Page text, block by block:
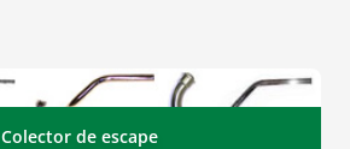
Colector de escape